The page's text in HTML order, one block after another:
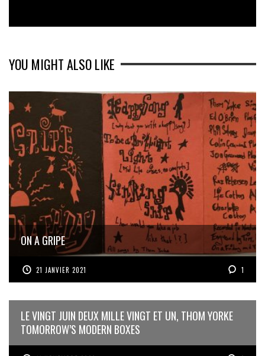
YOU MIGHT ALSO LIKE
ON A GRIPE
21 JANVIER 2021 1
LE VINGT JUIN DEUX MILLE VINGT ET UN, THOM YORKE
TOMORROW’S MODERN BOXES